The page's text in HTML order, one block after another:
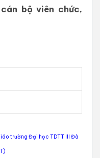
bộ viên chức,
trường Đại học TDTT III Đà